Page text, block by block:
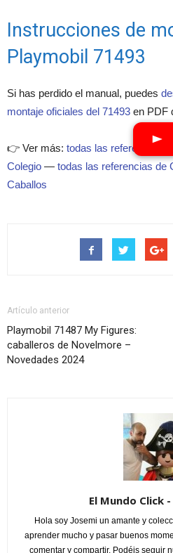
Instrucciones de
Playmobil 71493
Si has perdido el manual, puedes
montaje oficiales del 71493 en PDF
👉 Ver más: todas las referencias
Colegio — todas las referencias de
Caballos
Artículo anterior
Playmobil 71487 My Figures:
caballeros de Novelmore –
Novedades 2024
El Mundo Click
Hola soy Josemi un amante y
aprender mucho y pasar buenos
comentar y compartir. Podéis seguir